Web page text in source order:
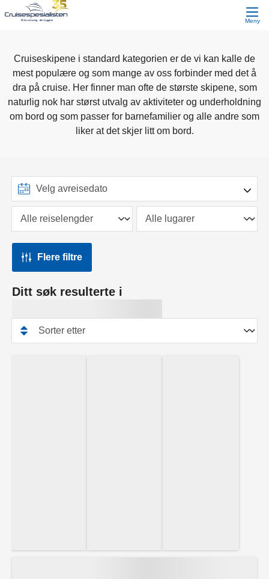
Meny
Cruiseskipene i standard kategorien er de vi kan kalle de
mest populære og som mange av oss forbinder med det å
dra på cruise. Her finner man ofte de største skipene, som
naturlig nok har størst utvalg av aktiviteter og underholdning
om bord og som passer for barnefamilier og alle andre som
liker at det skjer litt om bord.
Flere filtre
Ditt søk resulterte i